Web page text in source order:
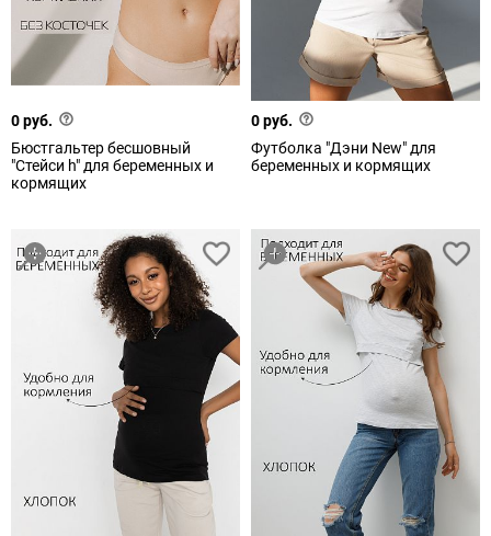
0 руб.
Бюстгальтер бесшовный
"Стейси h" для беременных и
кормящих
0 руб.
Футболка "Дэни New" для
беременных и кормящих